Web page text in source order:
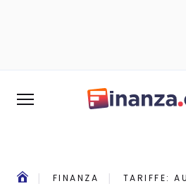
FINANZA TARIFFE: